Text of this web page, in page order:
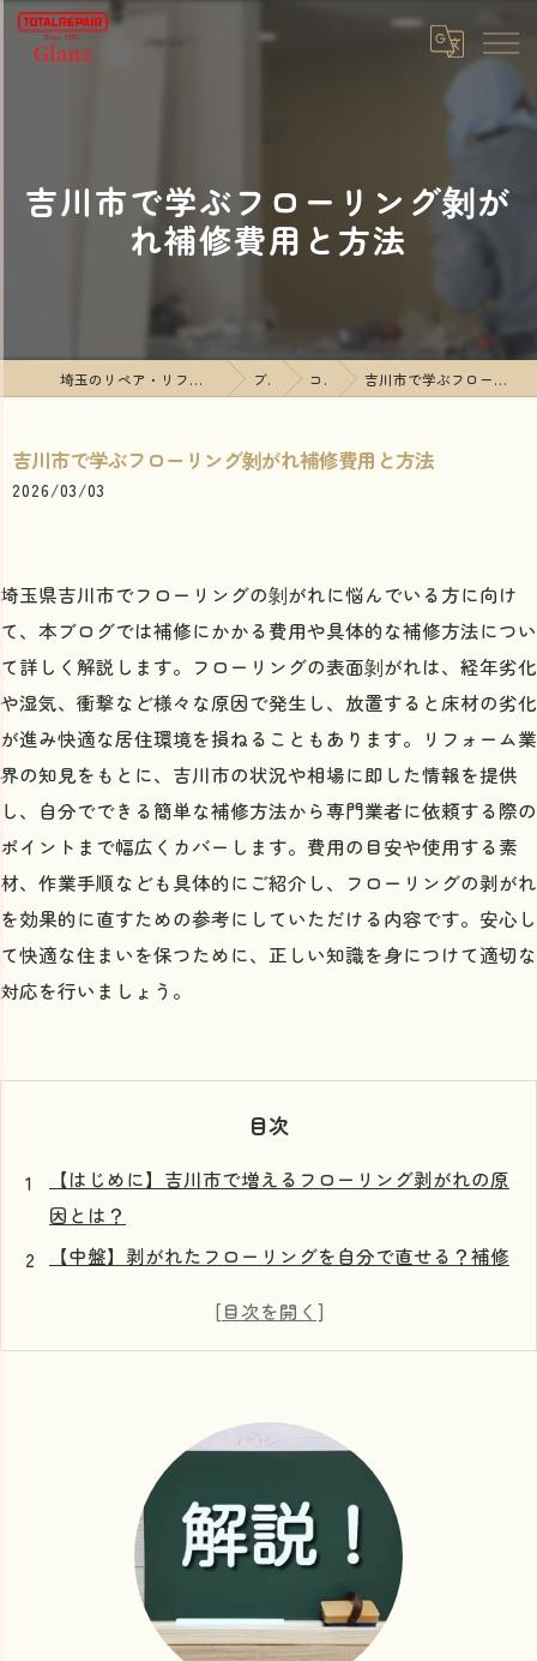
吉川市で学ぶフローリング剝が
れ補修費用と方法
埼玉のリペア・リフォームならTOTALREPAIR Glanz ブログ コラム 吉川市で学ぶフローリング剝がれ補修費用と方法
吉川市で学ぶフローリング剝がれ補修費用と方法
2026/03/03
埼玉県吉川市でフローリングの剝がれに悩んでいる方に向け
て、本ブログでは補修にかかる費用や具体的な補修方法につい
て詳しく解説します。フローリングの表面剝がれは、経年劣化
や湿気、衝撃など様々な原因で発生し、放置すると床材の劣化
が進み快適な居住環境を損ねることもあります。リフォーム業
界の知見をもとに、吉川市の状況や相場に即した情報を提供
し、自分でできる簡単な補修方法から専門業者に依頼する際の
ポイントまで幅広くカバーします。費用の目安や使用する素
材、作業手順なども具体的にご紹介し、フローリングの剥がれ
を効果的に直すための参考にしていただける内容です。安心し
て快適な住まいを保つために、正しい知識を身につけて適切な
対応を行いましょう。
目次
【はじめに】吉川市で増えるフローリング剥がれの原
因とは？
【中盤】剥がれたフローリングを自分で直せる？補修
【結末】正しい知識でフローリング剥がれを防ぎ、快
適な住まいを守るには
吉川市で安心！フローリング剥がれ補修の費用と施工
方法を徹底解説
フローリング剥がれを長引かせないために知っておき